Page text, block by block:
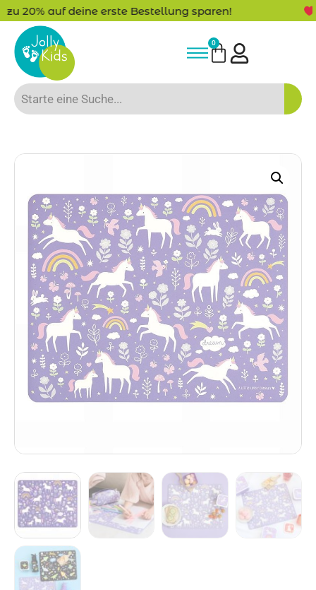
Bestellung sparen! -15% Neukunden-
0